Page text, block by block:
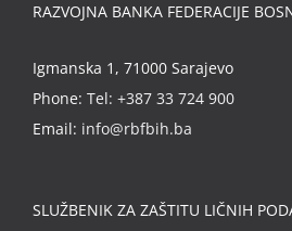
RAZVOJNA BANKA FEDERACIJE
Igmanska 1, 71000 Sarajevo
Phone: Tel: +387 33 724 900
Email: info@rbfbih.ba
SLUŽBENIK ZA ZAŠTITU LIČNIH